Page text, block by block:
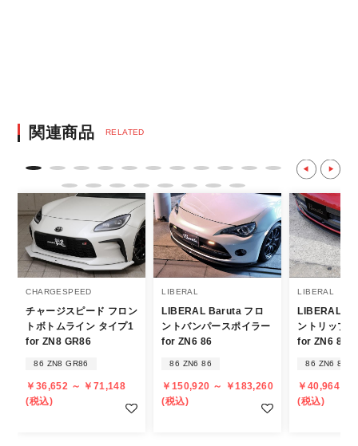
決済後の正式注文後のキャンセルや変更につい
て
・決済後の正式注文後のキャンセルや変更は
不可となりますので、商品やカラー等、お間
違い無いようお願い致します。
※商品写真は実際の商品とカラーやイメー
ジが若干異なる場合もございます。
商品名や説明等でご確認ください。
発送について
があることはご了承ください。
また、小さな商品でも、メーカーによって
関連商品 RELATED
CHARGESPEED
チャージスピード フロン
トボトムライン タイプ1
for ZN8 GR86
86 ZN8 GR86
￥36,652 ～ ￥71,148
(税込)
LIBERAL
LIBERAL Baruta フロ
ントバンパースポイラー
for ZN6 86
86 ZN6 86
￥150,920 ～ ￥183,260
(税込)
LIBERAL
LIBERAL
ントリップ
for ZN6 86
86 ZN6 86
￥40,964 ～
(税込)